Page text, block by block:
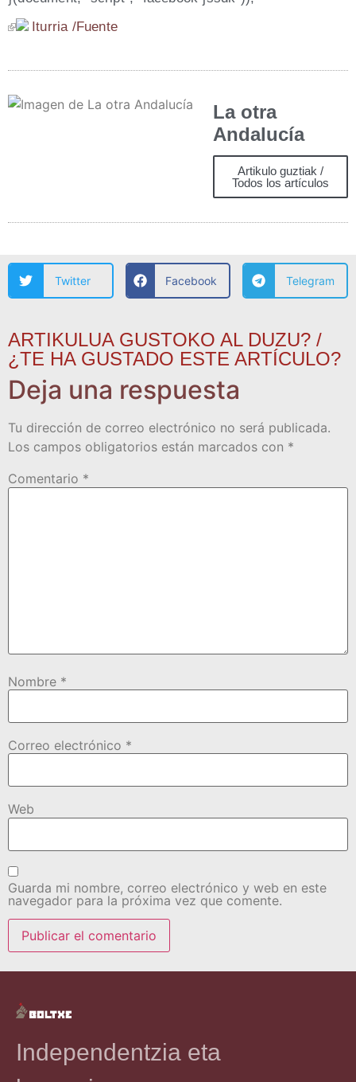
Itu­rria /​Fuen­te
La otra
Andalucía
Artikulo guztiak /
Todos los artículos
Twitter Facebook Telegram
ARTIKULUA GUSTOKO AL DUZU? /
¿TE HA GUSTADO ESTE ARTÍCULO?
Deja una respuesta
Tu dirección de correo electrónico no será publicada.
Los campos obligatorios están marcados con *
Comentario *
Nombre *
Correo electrónico *
Web
Guarda mi nombre, correo electrónico y web en este
navegador para la próxima vez que comente.
Independentzia eta